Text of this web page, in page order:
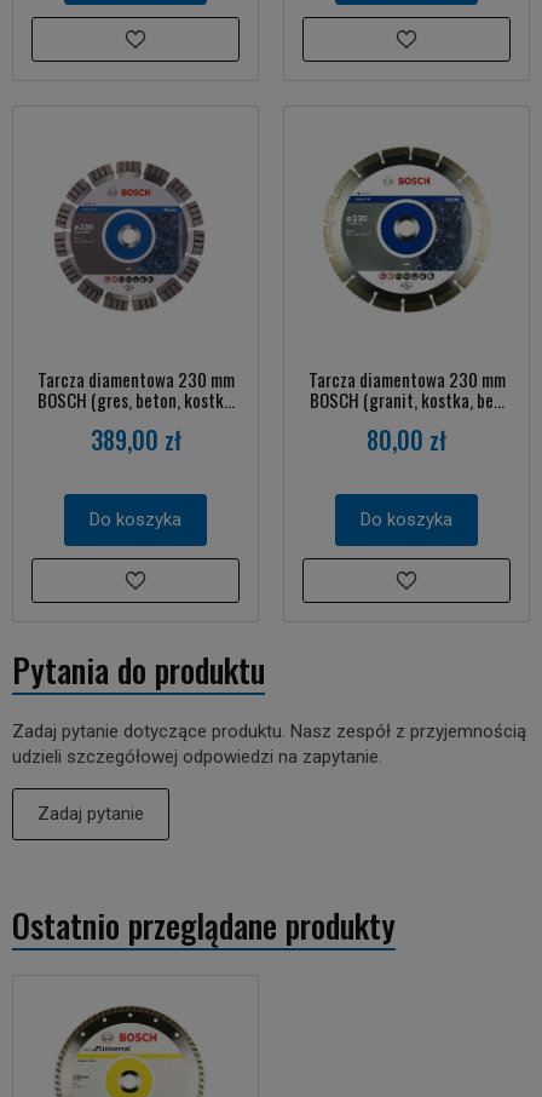
Tarcza diamentowa 230 mm
BOSCH (gres, beton, kostk...
389,00 zł
Do koszyka
Tarcza diamentowa 230 mm
BOSCH (granit, kostka, be...
80,00 zł
Do koszyka
Pytania do produktu
Zadaj pytanie dotyczące produktu. Nasz zespół z przyjemnością
udzieli szczegółowej odpowiedzi na zapytanie.
Zadaj pytanie
Ostatnio przeglądane produkty